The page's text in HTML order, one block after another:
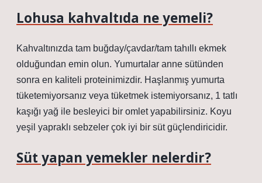
Lohusa kahvaltıda ne yemeli?
Kahvaltınızda tam buğday/çavdar/tam tahıllı ekmek
olduğundan emin olun. Yumurtalar anne sütünden
sonra en kaliteli proteinimizdir. Haşlanmış yumurta
tüketemiyorsanız veya tüketmek istemiyorsanız, 1 tatlı
kaşığı yağ ile besleyici bir omlet yapabilirsiniz. Koyu
yeşil yapraklı sebzeler çok iyi bir süt güçlendiricidir.
Süt yapan yemekler nelerdir?